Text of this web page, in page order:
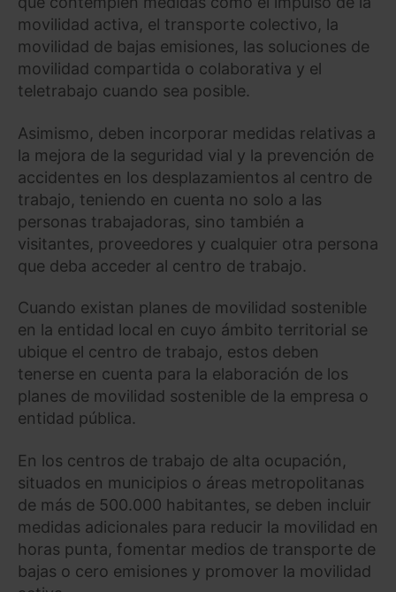
movilidad activa, el transporte colectivo, la
movilidad de bajas emisiones, las soluciones de
movilidad compartida o colaborativa y el
teletrabajo cuando sea posible.
Asimismo, deben incorporar medidas relativas a
la mejora de la seguridad vial y la prevención de
accidentes en los desplazamientos al centro de
trabajo, teniendo en cuenta no solo a las
personas trabajadoras, sino también a
visitantes, proveedores y cualquier otra persona
que deba acceder al centro de trabajo.
Cuando existan planes de movilidad sostenible
en la entidad local en cuyo ámbito territorial se
ubique el centro de trabajo, estos deben
tenerse en cuenta para la elaboración de los
planes de movilidad sostenible de la empresa o
entidad pública.
En los centros de trabajo de alta ocupación,
situados en municipios o áreas metropolitanas
de más de 500.000 habitantes, se deben incluir
medidas adicionales para reducir la movilidad en
horas punta, fomentar medios de transporte de
bajas o cero emisiones y promover la movilidad